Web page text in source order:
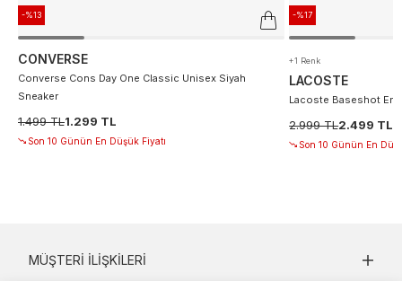
-%13
CONVERSE
Converse Cons Day One Classic Unisex Siyah
Sneaker
1.499 TL1.299 TL
Son 10 Günün En Düşük Fiyatı
-%17
+1 Renk
LACOSTE
Lacoste Baseshot
2.999 TL2.499 TL
Son 10 Günün En
MÜŞTERI İLIŞKILERI